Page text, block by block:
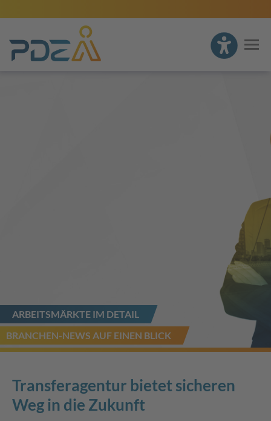
ARBEITSMÄRKTE IM DETAIL
BRANCHEN-NEWS AUF EINEN BLICK
Transferagentur bietet sicheren
Weg in die Zukunft